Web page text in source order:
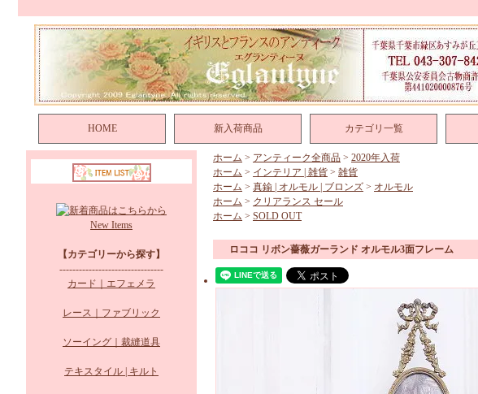
HOME 新入荷商品 カテゴリ一覧
New Items
【カテゴリーから探す】
--------------------------------
カード｜エフェメラ
レース｜ファブリック
ソーイング｜裁縫道具
テキスタイル | キルト
ホーム > アンティーク全商品 > 2020年入荷
ホーム > インテリア | 雑貨 > 雑貨
ホーム > 真鍮 | オルモル | ブロンズ > オルモル
ホーム > クリアランス セール
ホーム > SOLD OUT
ロココ リボン薔薇ガーランド オルモル3面フレーム